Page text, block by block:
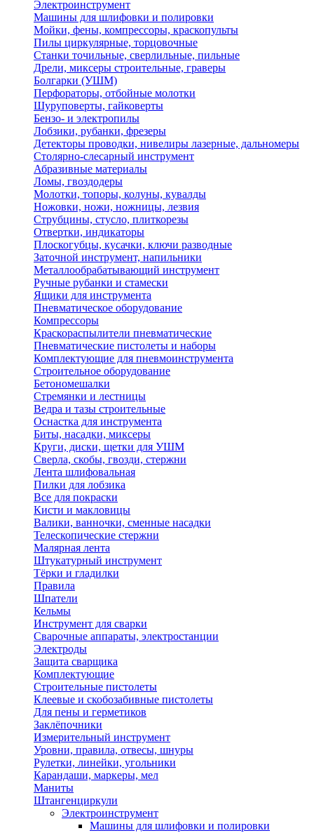
Электроинструмент
Машины для шлифовки и полировки
Мойки, фены, компрессоры, краскопульты
Пилы циркулярные, торцовочные
Станки точильные, сверлильные, пильные
Дрели, миксеры строительные, граверы
Болгарки (УШМ)
Перфораторы, отбойные молотки
Шуруповерты, гайковерты
Бензо- и электропилы
Лобзики, рубанки, фрезеры
Детекторы проводки, нивелиры лазерные, дальномеры
Столярно-слесарный инструмент
Абразивные материалы
Ломы, гвоздодеры
Молотки, топоры, колуны, кувалды
Ножовки, ножи, ножницы, лезвия
Струбцины, стусло, плиткорезы
Отвертки, индикаторы
Плоскогубцы, кусачки, ключи разводные
Заточной инструмент, напильники
Металлообрабатывающий инструмент
Ручные рубанки и стамески
Ящики для инструмента
Пневматическое оборудование
Компрессоры
Краскораспылители пневматические
Пневматические пистолеты и наборы
Комплектующие для пневмоинструмента
Строительное оборудование
Бетономешалки
Стремянки и лестницы
Ведра и тазы строительные
Оснастка для инструмента
Биты, насадки, миксеры
Круги, диски, щетки для УШМ
Сверла, скобы, гвозди, стержни
Лента шлифовальная
Пилки для лобзика
Все для покраски
Кисти и макловицы
Валики, ванночки, сменные насадки
Телескопические стержни
Малярная лента
Штукатурный инструмент
Тёрки и гладилки
Правила
Шпатели
Кельмы
Инструмент для сварки
Сварочные аппараты, электростанции
Электроды
Защита сварщика
Комплектующие
Строительные пистолеты
Клеевые и скобозабивные пистолеты
Для пены и герметиков
Заклёпочники
Измерительный инструмент
Уровни, правила, отвесы, шнуры
Рулетки, линейки, угольники
Карандаши, маркеры, мел
Маниты
Штангенциркули
Электроинструмент
Машины для шлифовки и полировки